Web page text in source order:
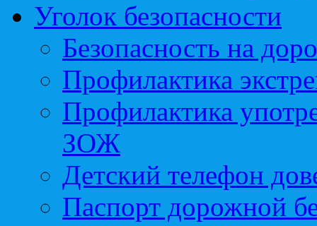
Уголок безопасности
Безопасность на
Профилактика
Профилактика
ЗОЖ
Детский телефон
Паспорт дорожной